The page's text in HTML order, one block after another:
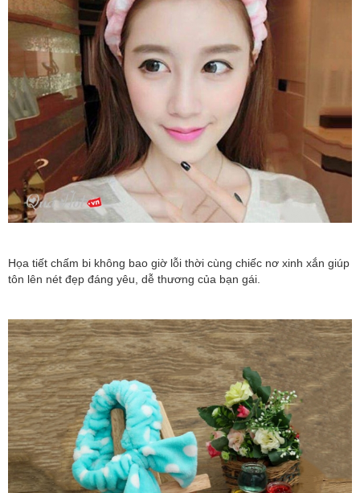
Họa tiết chấm bi không bao giờ lỗi thời cùng chiếc nơ xinh xắn giúp
tôn lên nét đẹp đáng yêu, dễ thương của bạn gái.